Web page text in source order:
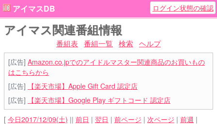
アイマスDB ログイン状態の確認
アイマス関連番組情報
番組表 番組一覧 検索 ヘルプ
[広告] Amazon.co.jpでのアイドルマスター関連商品のお買いもの
はこちらから
[広告]
【楽天市場】Apple Gift Card 認定店
[広告]
【楽天市場】Google Play ギフトコード 認定店
[ 今日2017/12/09(土) || 前日 | 翌日 | 前ページ | 次ページ | 前週 |